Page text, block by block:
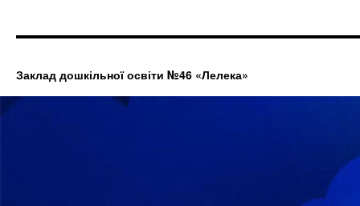
Заклад дошкільної освіти №46 «Лелека»